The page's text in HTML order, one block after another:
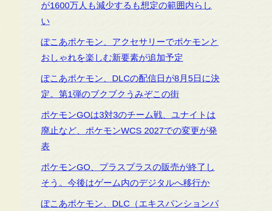
が1600万人も減少するも想定の範囲内らし
い
ぽこあポケモン、アクセサリーでポケモンと
おしゃれを楽しむ新要素が追加予定
ぽこあポケモン、DLCの配信日が8月5日に決
定。第1弾のブクブクうみぞこの街
ポケモンGOは3対3のチーム戦、ユナイトは
廃止など、ポケモンWCS 2027での変更が発
表
ポケモンGO、プラスプラスの販売が終了し
そう。今後はゲーム内のデジタルへ移行か
ぽこあポケモン、DLC（エキスパンションパ